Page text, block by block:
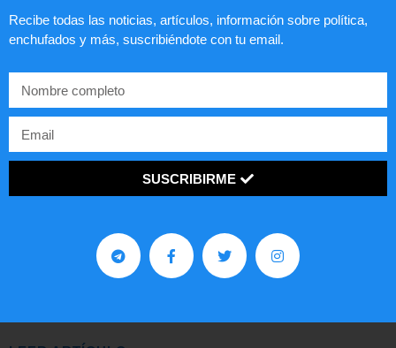
Preguntas frecuentes sobre la visa
Recibe todas las noticias, artículos, información sobre política,
enchufados y más, suscribiéndote con tu email.
SUSCRIBIRME